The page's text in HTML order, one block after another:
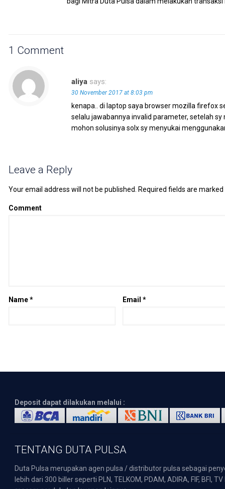
1 Comment
aliya says:
30 November 2017 at 8:03 pm
kenapa.. di laptop saya browser mozilla firefox
selalu jawabannya invalid parameter, setelah
mohon solusinya solx sy menyukai
Leave a Reply
Your email address will not be published. Required fields are marked
Comment
Name* Email *
Deposit dapat dilakukan melalui :
TENTANG DUTA PULSA
Duta Pulsa merupakan agen pulsa / distributor pulsa sebagai
lebih dari 300 biller seperti PLN, TELKOM, PDAM, ADIRA, FIF,